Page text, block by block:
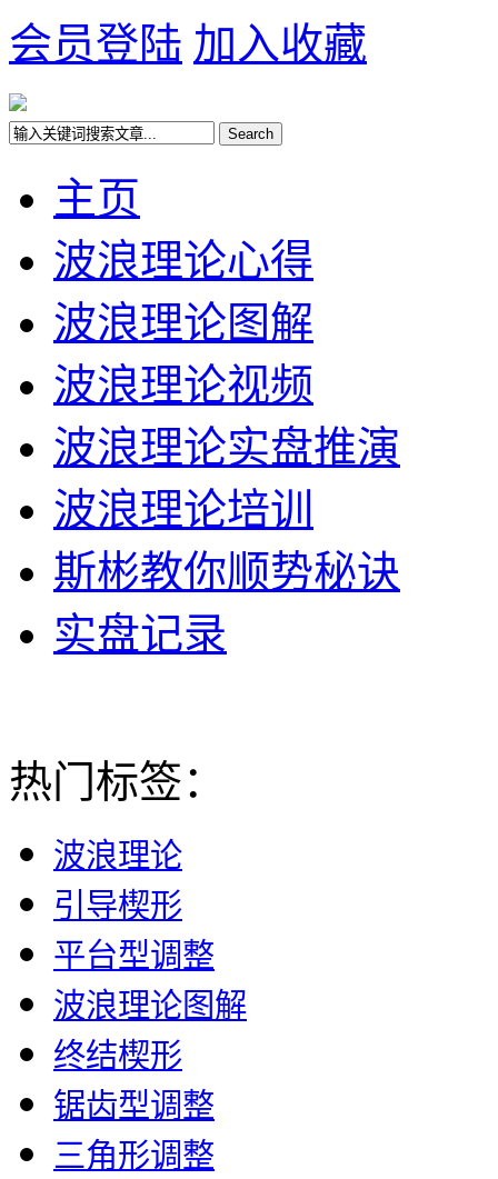
会员登陆 加入收藏
主页
波浪理论心得
波浪理论图解
波浪理论视频
波浪理论实盘推演
波浪理论培训
斯彬教你顺势秘诀
实盘记录
热门标签：
波浪理论
引导楔形
平台型调整
波浪理论图解
终结楔形
锯齿型调整
三角形调整